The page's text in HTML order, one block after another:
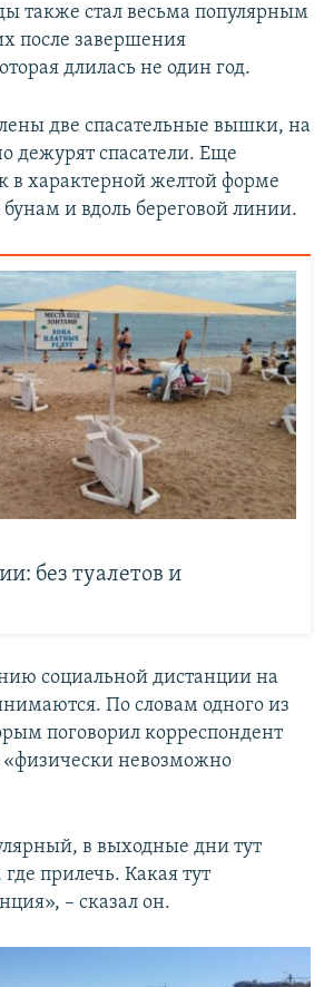
также стал весьма популярным
после завершения
длилась не один год.
две спасательные вышки, на
дежурят спасатели. Еще
в характерной желтой форме
и вдоль береговой линии.
без туалетов и
социальной дистанции на
По словам одного из
поговорил корреспондент
«физически невозможно
в выходные дни тут
прилечь. Какая тут
– сказал он.